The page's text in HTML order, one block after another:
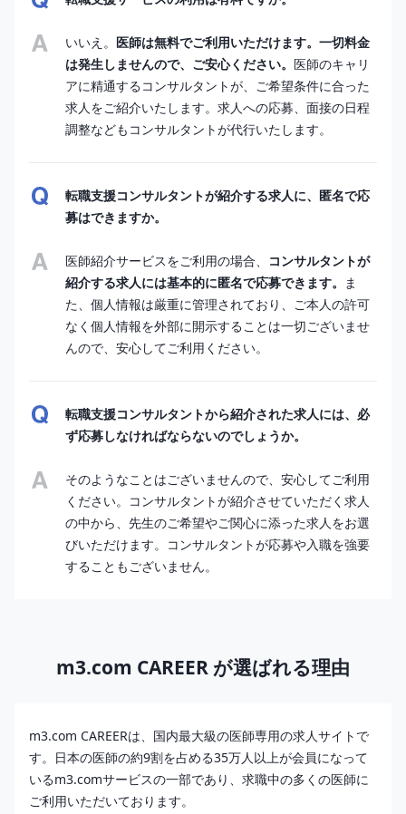
いいえ。 医師は無料でご利用いただけます。一切料金
は発生しませんので、ご安心ください。 医師のキャリ
アに精通するコンサルタントが、ご希望条件に合った
求人をご紹介いたします。求人への応募、面接の日程
調整などもコンサルタントが代行いたします。
転職支援コンサルタントが紹介する求人に、匿名で応
募はできますか。
医師紹介サービスをご利用の場合、
コンサルタントが
紹介する求人には基本的に匿名で応募できます。 ま
た、個人情報は厳重に管理されており、ご本人の許可
なく個人情報を外部に開示することは一切ございませ
んので、安心してご利用ください。
転職支援コンサルタントから紹介された求人には、必
ず応募しなければならないのでしょうか。
そのようなことはございませんので、安心してご利用
ください。コンサルタントが紹介させていただく求人
の中から、先生のご希望やご関心に添った求人をお選
びいただけます。コンサルタントが応募や入職を強要
することもございません。
m3.com CAREER が選ばれる理由
m3.com CAREERは、国内最大級の医師専用の求人サイトで
す。日本の医師の約9割を占める35万人以上が会員になって
いるm3.comサービスの一部であり、求職中の多くの医師に
ご利用いただいております。